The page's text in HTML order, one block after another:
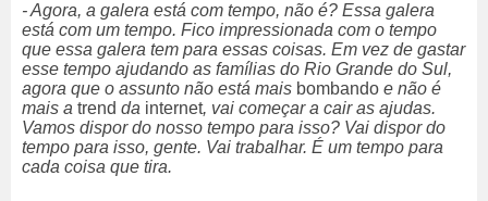
- Agora, a galera está com tempo, não é? Essa galera
está com um tempo. Fico impressionada com o tempo
que essa galera tem para essas coisas. Em vez de gastar
esse tempo ajudando as famílias do Rio Grande do Sul,
agora que o assunto não está mais bombando e não é
mais a trend da internet, vai começar a cair as ajudas.
Vamos dispor do nosso tempo para isso? Vai dispor do
tempo para isso, gente. Vai trabalhar. É um tempo para
cada coisa que tira.